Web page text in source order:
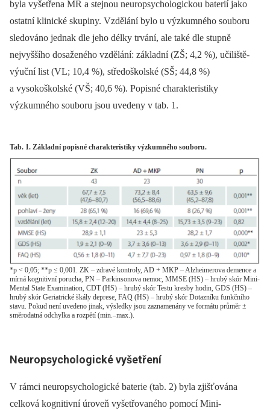
byla vyšetřena MR a stejnou neuropsychologickou baterií jako
ostatní klinické skupiny. Vzdělání bylo u výzkumného souboru
sledováno jednak dle jeho délky trvání, ale také dle stupně
nejvyššího dosaženého vzdělání: základní (ZŠ; 4,2 %), učiliště-
výuční list (VL; 10,4 %), středoškolské (SŠ; 44,8 %)
a vysokoškolské (VŠ; 40,6 %). Popisné charakteristiky
výzkumného souboru jsou uvedeny v tab. 1.
Tab. 1. Základní popisné charakteristiky výzkumného souboru.
*p < 0,05; **p ≤ 0,001. ZK – zdravé kontroly, AD + MKP – Alzheimerova demence a
mírná kognitivní porucha, PN – Parkinsonova nemoc, MMSE (HS) – hrubý skór Mini-
Mental State Examination, CDT (HS) – hrubý skór Testu kresby hodin, GDS (HS) –
hrubý skór Geriatrické škály deprese, FAQ (HS) – hrubý skór Dotazníku funkčního
stavu. Pokud není uvedeno jinak, výsledky jsou zaznamenány ve formátu průměr ±
směrodatná odchylka a rozpětí (min.–max.).
Neuropsychologické vyšetření
V rámci neuropsychologické baterie (tab. 2) byla zjišťována
celková kognitivní úroveň vyšetřovaného pomocí Mini-